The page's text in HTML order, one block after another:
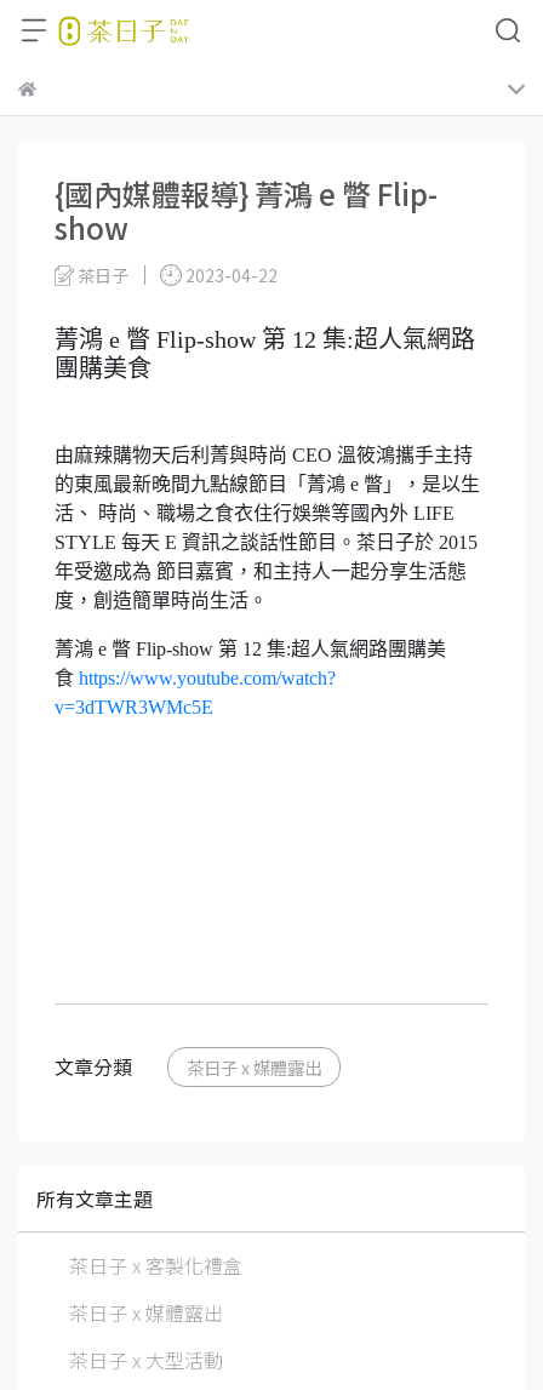
{國內媒體報導} 菁鴻 e 瞥 Flip-
show
茶日子 2023-04-22
菁鴻 e 瞥 Flip-show 第 12 集:超人氣網路
團購美食
由麻辣購物天后利菁與時尚 CEO 溫筱鴻攜手主持
的東風最新晚間九點線節目「菁鴻 e 瞥」，是以生
活、 時尚、職場之食衣住行娛樂等國內外 LIFE
STYLE 每天 E 資訊之談話性節目。茶日子於 2015
年受邀成為 節目嘉賓，和主持人一起分享生活態
度，創造簡單時尚生活。
菁鴻 e 瞥 Flip-show 第 12 集:超人氣網路團購美
食 https://www.youtube.com/watch?
v=3dTWR3WMc5E
文章分類 茶日子 x 媒體露出
所有文章主題
茶日子 x 客製化禮盒
茶日子 x 媒體露出
茶日子 x 大型活動